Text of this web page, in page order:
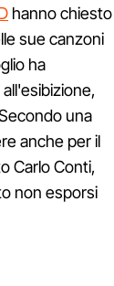
hanno chiesto
sue canzoni
ha
una
anche per il
Carlo Conti,
non esporsi